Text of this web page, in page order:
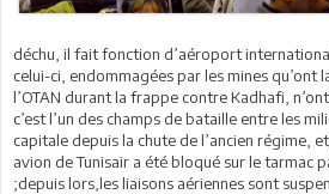
déchu, il fait fonction d’aéroport
celui-ci, endommagées par les mines qu’ont
l’OTAN durant la frappe contre Kadhafi,
c’est l’un des champs de bataille entre les
capitale depuis la chute de l’ancien régime,
avion de Tunisair a été bloqué sur le tarmac
;depuis lors,les liaisons aériennes sont